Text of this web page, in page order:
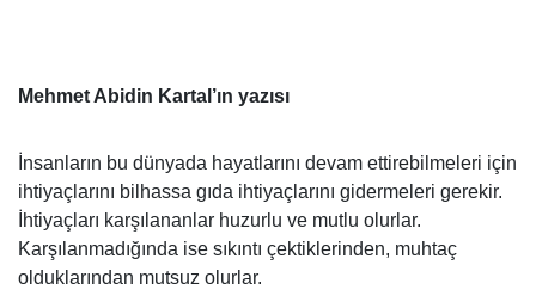
Mehmet Abidin Kartal’ın yazısı
İnsanların bu dünyada hayatlarını devam ettirebilmeleri için
ihtiyaçlarını bilhassa gıda ihtiyaçlarını gidermeleri gerekir.
İhtiyaçları karşılananlar huzurlu ve mutlu olurlar.
Karşılanmadığında ise sıkıntı çektiklerinden, muhtaç
olduklarından mutsuz olurlar.